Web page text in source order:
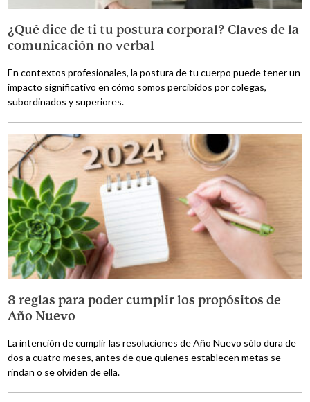
¿Qué dice de ti tu postura corporal? Claves de la
comunicación no verbal
En contextos profesionales, la postura de tu cuerpo puede tener un
impacto significativo en cómo somos percibidos por colegas,
subordinados y superiores.
8 reglas para poder cumplir los propósitos de
Año Nuevo
La intención de cumplir las resoluciones de Año Nuevo sólo dura de
dos a cuatro meses, antes de que quienes establecen metas se
rindan o se olviden de ella.